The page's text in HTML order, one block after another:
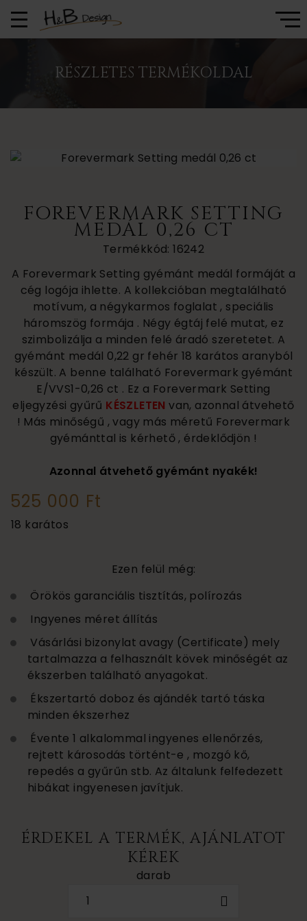
RÉSZLETES TERMÉKOLDAL
FOREVERMARK SETTING
MEDÁL 0,26 CT
Termékkód: 16242
A Forevermark Setting gyémánt medál formáját a
cég logója ihlette. A kollekcióban megtalálható
motívum, a négykarmos foglalat , speciális
háromszög formája . Négy égtáj felé mutat, ez
szimbolizálja a minden felé áradó szeretetet. A
gyémánt medál 0,22 gr fehér 18 karátos aranyból
készült. A benne található Forevermark gyémánt
E/VVS1-0,26 ct . Ez a Forevermark Setting
eljegyzési gyűrű KÉSZLETEN van, azonnal átvehető
! Más minőségű , vagy más méretű Forevermark
gyémánttal is kérhető , érdeklődjön !
Azonnal átvehető gyémánt nyakék!
525 000 Ft
18 karátos
Ezen felül még:
Örökös garanciális tisztítás, polírozás
Ingyenes méret állítás
Vásárlási bizonylat avagy (Certificate) mely
tartalmazza a felhasznált kövek minőségét az
ékszerben található anyagokat.
Ékszertartó doboz és ajándék tartó táska
minden ékszerhez
Évente 1 alkalommal ingyenes ellenőrzés,
rejtett károsodás történt-e , mozgó kő,
repedés a gyűrűn stb. Az általunk felfedezett
hibákat ingyenesen javítjuk.
ÉRDEKEL A TERMÉK, AJÁNLATOT
KÉREK
darab
1